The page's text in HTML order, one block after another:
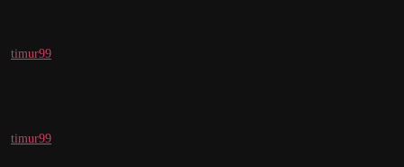
timur99
timur99